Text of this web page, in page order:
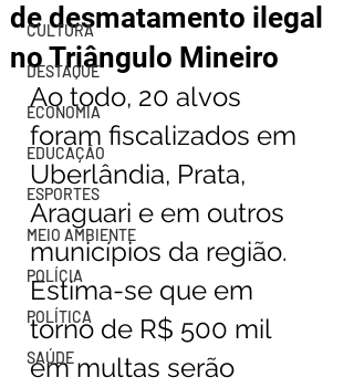
CULTURA
DESTAQUE
ECONOMIA
EDUCAÇÃO
ESPORTES
MEIO AMBIENTE
POLÍCIA
POLÍTICA
SAÚDE
de desmatamento ilegal
no Triângulo Mineiro
Ao todo, 20 alvos
foram fiscalizados em
Uberlândia, Prata,
Araguari e em outros
municípios da região.
Estima-se que em
torno de R$ 500 mil
em multas serão